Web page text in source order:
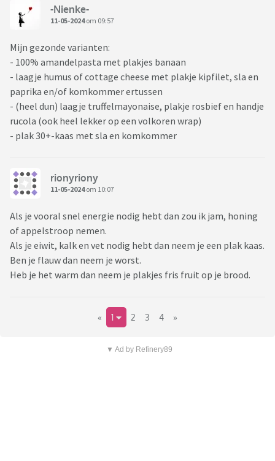
-Nienke-
11-05-2024om 09:57
Mijn gezonde varianten:
- 100% amandelpasta met plakjes banaan
- laagje humus of cottage cheese met plakje kipfilet, sla en
paprika en/of komkommer ertussen
- (heel dun) laagje truffelmayonaise, plakje rosbief en handje
rucola (ook heel lekker op een volkoren wrap)
- plak 30+-kaas met sla en komkommer
rionyriony
11-05-2024om 10:07
Als je vooral snel energie nodig hebt dan zou ik jam, honing
of appelstroop nemen.
Als je eiwit, kalk en vet nodig hebt dan neem je een plak kaas.
Ben je flauw dan neem je worst.
Heb je het warm dan neem je plakjes fris fruit op je brood.
« 1 2 3 4 »
▼ Ad by Refinery89